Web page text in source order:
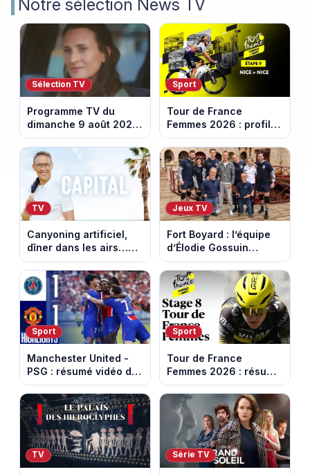
Notre sélection News TV
Sélection TV
Programme TV du
dimanche 9 août 2026
: notre sélection pour
votre soirée télé
Sport
Tour de France
Femmes 2026 : profil
et horaires de la
dernière étape à Nice
TV
Canyoning artificiel,
dîner dans les airs…
les loisirs les plus fous
passés au crible dans
Capital
Jeux TV
Fort Boyard : l’équipe
d’Élodie Gossuin
termine avec une belle
somme pour l'Unicef et
le Refuge
Sport
Manchester United -
PSG : résumé vidéo du
match amical du 8 août
2026
Sport
Tour de France
Femmes 2026 : résumé
vidéo de la 9e étape
entre Sisteron et Nice
TV Série TV